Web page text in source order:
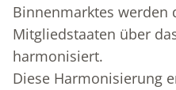
Binnenmarktes werden
Mitgliedstaaten über
harmonisiert.
Diese Harmonisierung